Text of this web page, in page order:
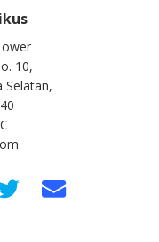
10,
Selatan,